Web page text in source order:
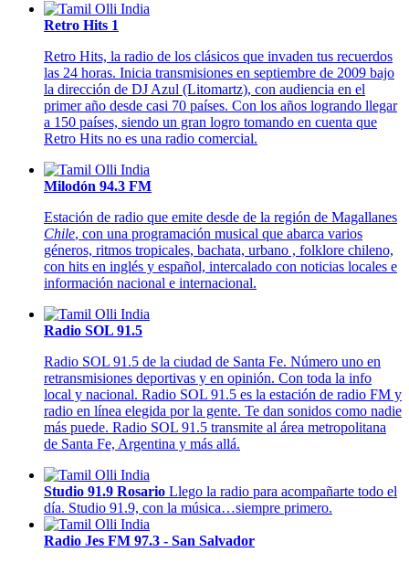
Retro Hits 1
Retro Hits, la radio de los clásicos que invaden tus recuerdos
las 24 horas. Inicia transmisiones en septiembre de 2009 bajo
la dirección de DJ Azul (Litomartz), con audiencia en el
primer año desde casi 70 países. Con los años logrando llegar
a 150 países, siendo un gran logro tomando en cuenta que
Retro Hits no es una radio comercial.
Milodón 94.3 FM
Estación de radio que emite desde de la región de Magallanes
Chile, con una programación musical que abarca varios
géneros, ritmos tropicales, bachata, urbano , folklore chileno,
con hits en inglés y español, intercalado con noticias locales e
información nacional e internacional.
Radio SOL 91.5
Radio SOL 91.5 de la ciudad de Santa Fe. Número uno en
retransmisiones deportivas y en opinión. Con toda la info
local y nacional. Radio SOL 91.5 es la estación de radio FM y
radio en línea elegida por la gente. Te dan sonidos como nadie
más puede. Radio SOL 91.5 transmite al área metropolitana
de Santa Fe, Argentina y más allá.
Studio 91.9 Rosario Llego la radio para acompañarte todo el
día. Studio 91.9, con la música…siempre primero.
Radio Jes FM 97.3 - San Salvador